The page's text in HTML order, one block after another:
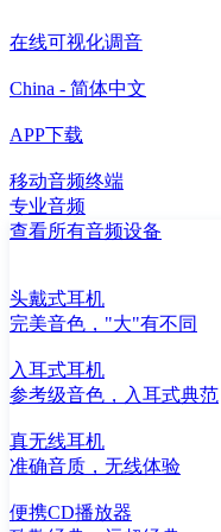
在线可视化调音
China - 简体中文
APP下载
移动音频终端
专业音频
查看所有音频设备
头戴式耳机
完美音色，"大"有不同
入耳式耳机
参考级音色，入耳式典范
真无线耳机
准确音质，无线体验
便携CD播放器